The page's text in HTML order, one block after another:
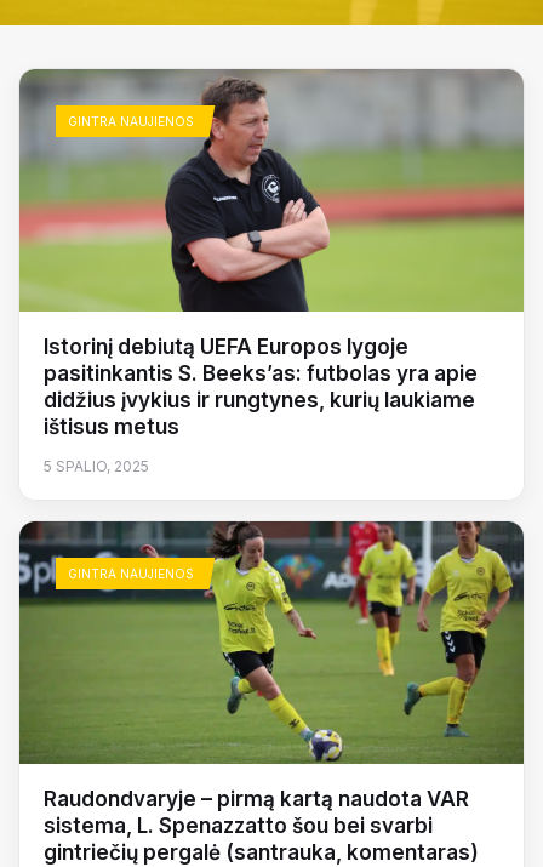
GINTRA NAUJIENOS
Istorinį debiutą UEFA Europos lygoje
pasitinkantis S. Beeks’as: futbolas yra apie
didžius įvykius ir rungtynes, kurių laukiame
ištisus metus
5 SPALIO, 2025
GINTRA NAUJIENOS
Raudondvaryje – pirmą kartą naudota VAR
sistema, L. Spenazzatto šou bei svarbi
gintriečių pergalė (santrauka, komentaras)